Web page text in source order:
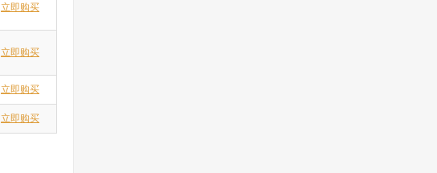
立即购买
立即购买
立即购买
立即购买